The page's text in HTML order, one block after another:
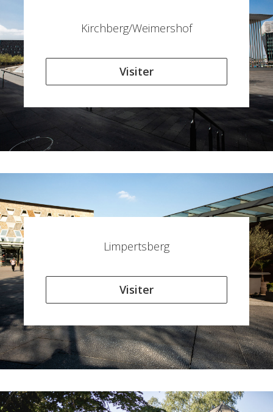
Kirchberg/Weimershof
Visiter
Limpertsberg
Visiter